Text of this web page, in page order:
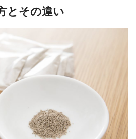
とその違い